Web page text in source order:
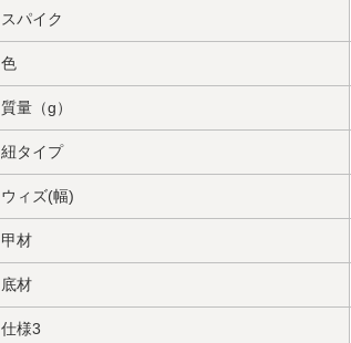
スパイク
色
質量（g）
紐タイプ
ウィズ(幅)
甲材
底材
仕様3